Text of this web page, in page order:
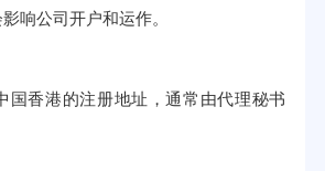
响公司开户和运作。
国香港的注册地址，通常由代理秘书